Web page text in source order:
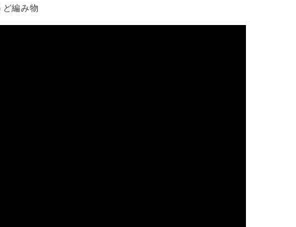
編み物